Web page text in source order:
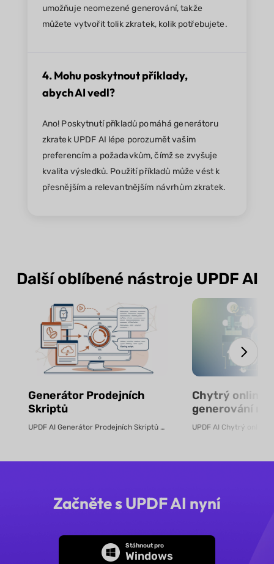
umožňuje neomezené generování, takže
můžete vytvořit tolik zkratek, kolik potřebujete.
4. Mohu poskytnout příklady,
abych AI vedl?
Ano! Poskytnutí příkladů pomáhá generátoru
zkratek UPDF AI lépe porozumět vašim
preferencím a požadavkům, čímž se zvyšuje
kvalita výsledků. Použití příkladů může vést k
přesnějším a relevantnějším návrhům zkratek.
Další oblíbené nástroje UPDF AI
Generátor Prodejních
Skriptů
UPDF AI Generátor Prodejních Skriptů UPDF AI převádí produktové PDF...
Chytrý online
generování
pomocí AI –
Začněte s UPDF AI nyní
Stáhnout pro
Windows